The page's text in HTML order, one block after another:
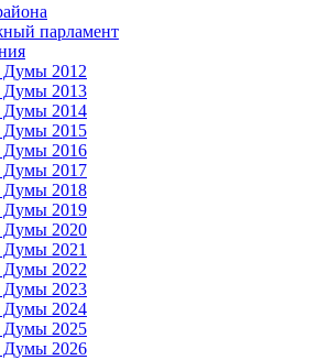
парламент
Думы 2012
Думы 2013
Думы 2014
Думы 2015
Думы 2016
Думы 2017
Думы 2018
Думы 2019
Думы 2020
2021
Думы 2022
Думы 2023
Думы 2024
Думы 2025
Думы 2026